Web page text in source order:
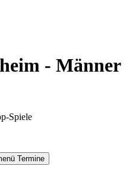
- Männer
Spiele
Termine